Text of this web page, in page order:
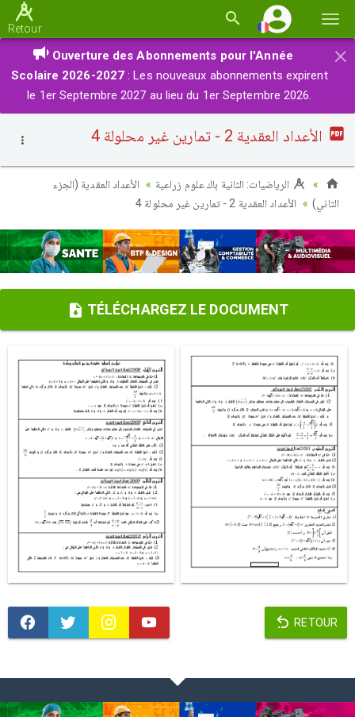
la
Retour
×
Ouverture des Abonnements pour l'Année
Scolaire 2026-2027 : Les nouveaux abonnements expirent
le 1er Septembre 2027 au lieu du 1er Septembre 2026.
الأعداد العقدية 2 - تمارين غير محلولة 4
الرياضيات: الثانية باك علوم زراعية
الأعداد العقدية (الجزء
الثاني)
الأعداد العقدية 2 - تمارين غير محلولة 4
TÉLÉCHARGEZ LE DOCUMENT
RETOUR